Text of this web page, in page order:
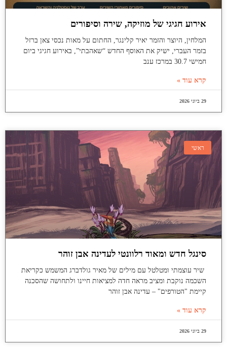
אירוע חגיגי של מוזיקה, שירה וסיפורים
המלחין, היוצר והזמר יאיר קלינגר, החתום על מאות נכסי צאן ברזל
בזמר העברי, ישיק את האוסף החדש “שאהבתי”, באירוע חגיגי ביום
חמישי 30.7 במרכז ענב
קרא עוד »
29 ביוני 2026
ראשי
סינגל חדש ומאוד רלוונטי לעדינה אבן זוהר
שיר עוצמתי ומטלטל עם מילים של מאיר גולדברג המשמש כקריאת
השכמה נוקבת ומציב מראה חדה למציאות חיינו ולתחושה שהסכנה
קיימת "הטורפים" – עדינה אבן זוהר
קרא עוד »
29 ביוני 2026